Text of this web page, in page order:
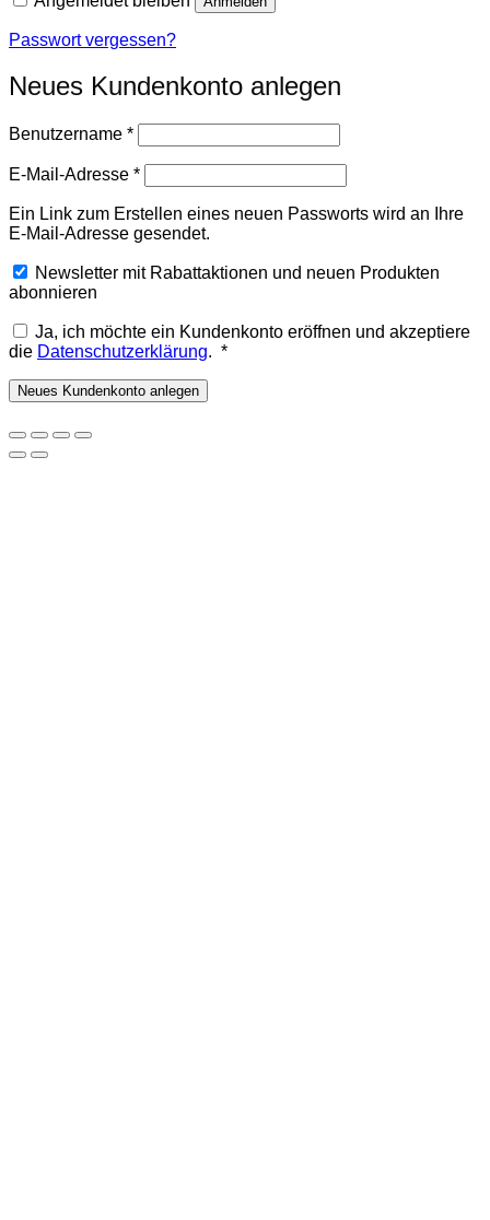
Passwort vergessen?
Neues Kundenkonto anlegen
Benutzername *Erforderlich
E-Mail-Adresse *Erforderlich
Ein Link zum Erstellen eines neuen Passworts wird an Ihre
E-Mail-Adresse gesendet.
Newsletter mit Rabattaktionen und neuen Produkten
abonnieren
Ja, ich möchte ein Kundenkonto eröffnen und akzeptiere
die Datenschutzerklärung. *Erforderlich
Neues Kundenkonto anlegen